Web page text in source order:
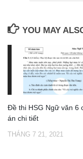
YOU MAY
Đề thi HSG Ngữ văn 6
án chi tiết
THÁNG 7 21, 2021